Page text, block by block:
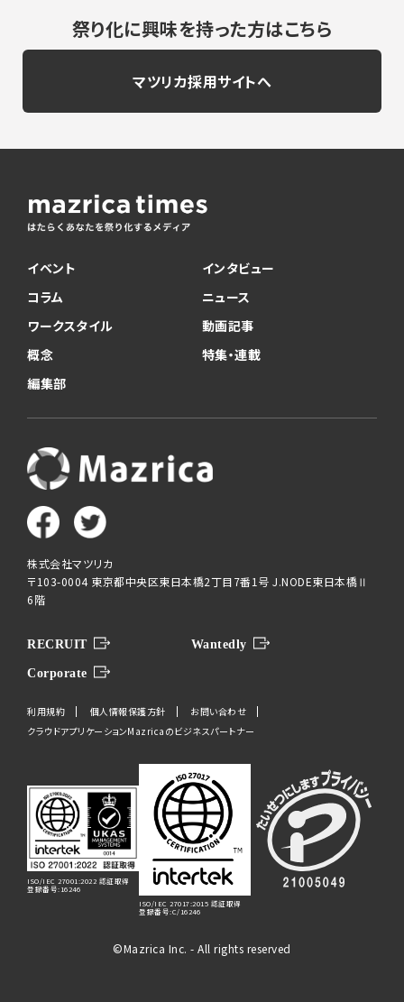
祭り化に興味を持った方はこちら
マツリカ採用サイトへ
イベント
インタビュー
コラム
ニュース
ワークスタイル
動画記事
概念
特集・連載
編集部
株式会社マツリカ
〒103-0004 東京都中央区東日本橋2丁目7番1号 J.NODE東日本橋Ⅱ
6階
RECRUIT Wantedly
Corporate
利用規約 個人情報保護方針
お問い合わせ
クラウドアプリケーションMazricaのビジネスパートナー
ISO/IEC 27001:2022 認証取得
登録番号:16246
ISO/IEC 27017:2015 認証取得
登録番号:C/16246
©Mazrica Inc. - All rights reserved